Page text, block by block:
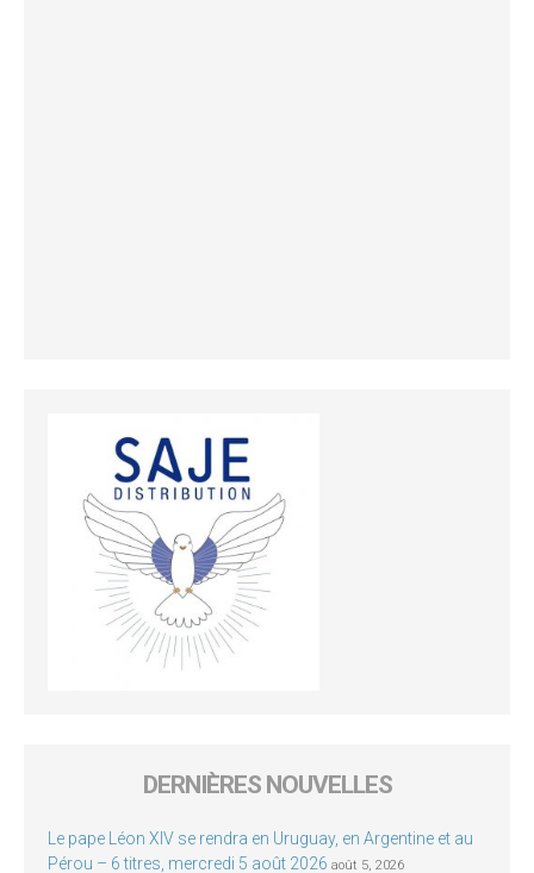
DERNIÈRES NOUVELLES
Le pape Léon XIV se rendra en Uruguay, en Argentine et au
Pérou – 6 titres, mercredi 5 août 2026 août 5, 2026